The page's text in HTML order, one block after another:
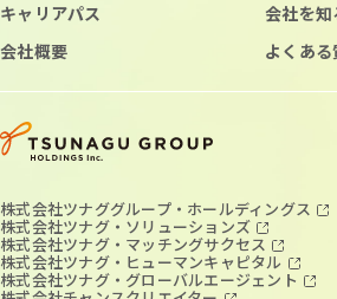
キャリアパス
会社を知
会社概要
よくある
株式会社ツナググループ・ホールディングス
株式会社ツナグ・ソリューションズ
株式会社ツナグ・マッチングサクセス
株式会社ツナグ・ヒューマンキャピタル
株式会社ツナグ・グローバルエージェント